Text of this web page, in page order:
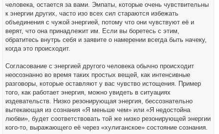
человека, остается за вами. Эмпаты, которые очень чувствительны
к энергии других, часто изо всех сил стараются избежать
объединения с чужой энергией, потому что они чувствуют её и
верят, что она принадлежит им. Если вы боретесь с этим,
обратитесь внутрь себя и заявите о намерении всегда быть начеку,
когда это происходит.
Согласование с энергией другого человека обычно происходит
неосознанно во время таких простых вещей, как интенсивные
разговоры, которые оставляют у вас чувство истощения. Пример
того, как работает энергия, можно увидеть в ситуациях
издевательств. Низко резонирующая энергия, бессознательно
вытекающая из сознания «Я меньше чем» или «Я недостойна
любви», будет соответствовать той же низко резонирующей энергии
кого-то, выражающего её через «хулиганское» состояние сознания.